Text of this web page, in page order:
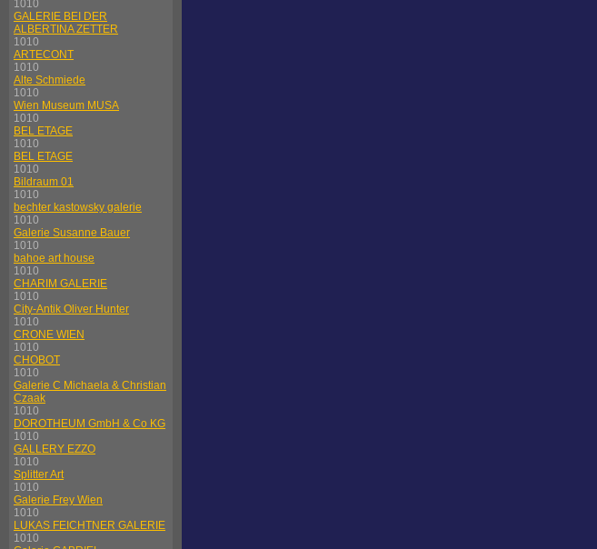
1010
GALERIE BEI DER
ALBERTINA ZETTER
1010
ARTECONT
1010
Alte Schmiede
1010
Wien Museum MUSA
1010
BEL ETAGE
1010
BEL ETAGE
1010
Bildraum 01
1010
bechter kastowsky galerie
1010
Galerie Susanne Bauer
1010
bahoe art house
1010
CHARIM GALERIE
1010
City-Antik Oliver Hunter
1010
CRONE WIEN
1010
CHOBOT
1010
Galerie C Michaela & Christian
Czaak
1010
DOROTHEUM GmbH & Co KG
1010
GALLERY EZZO
1010
Splitter Art
1010
Galerie Frey Wien
1010
LUKAS FEICHTNER GALERIE
1010